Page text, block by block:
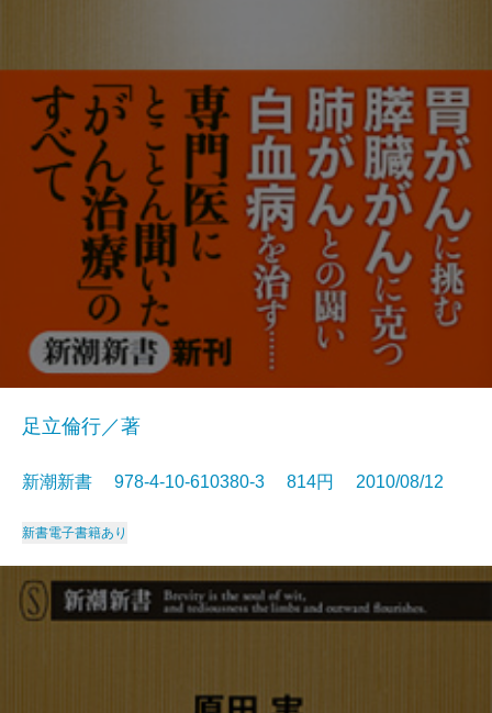
足立倫行／著
新潮新書 978-4-10-610380-3 814円 2010/08/12
新書電子書籍あり